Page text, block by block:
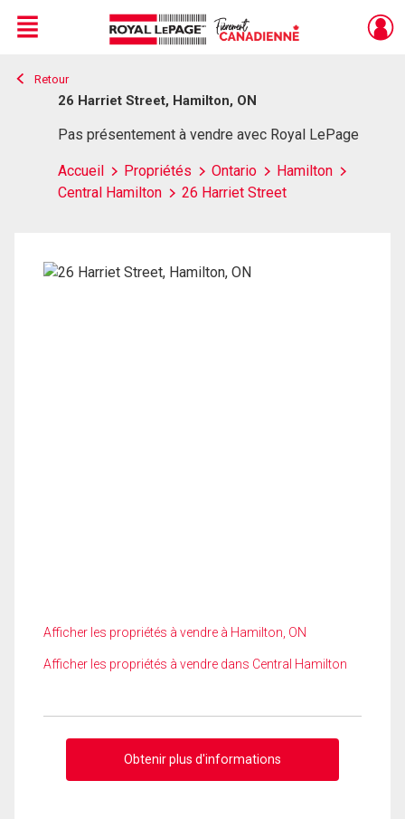
Live
En Direct
Menu
Retour
26 Harriet Street, Hamilton, ON
Pas présentement à vendre avec Royal LePage
Accueil Propriétés Ontario
Hamilton
Central Hamilton
26 Harriet Street
Afficher les propriétés à vendre à Hamilton, ON
Afficher les propriétés à vendre dans Central Hamilton
Obtenir plus d'informations